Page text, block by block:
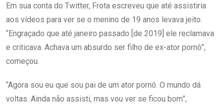
Em sua conta do Twitter, Frota escreveu que até assistiria
aos vídeos para ver se o menino de 19 anos levava jeito.
“Engraçado que até janeiro passado [de 2019] ele reclamava
e criticava. Achava um absurdo ser filho de ex-ator pornô”,
começou.
“Agora sou eu que sou pai de um ator pornô. O mundo dá
voltas. Ainda não assisti, mas vou ver se ficou bom”,